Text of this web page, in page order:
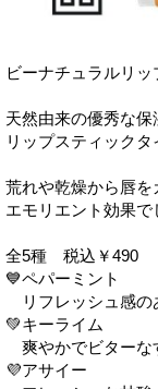
ビーナチュラルリッ
天然由来の優秀な保
リップスティック
荒れや乾燥から唇を
エモリエント効果
全5種 税込￥490
💙ペパーミント
リフレッシュ感の
💚キーライム
爽やかでビターな
💜アサイー